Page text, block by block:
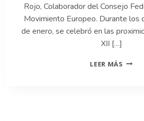
Rojo, Colaborador del Consejo
Movimiento Europeo. Durante los
de enero, se celebró en las
XII […]
LEER MÁS 8.